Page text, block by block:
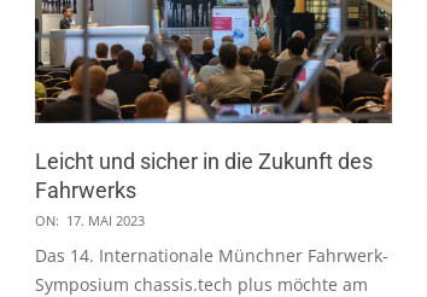
Leicht und sicher in die Zukunft des
Fahrwerks
2023-
05-
17
ON: 17. MAI 2023
Das 14. Internationale Münchner Fahrwerk-
Symposium chassis.tech plus möchte am